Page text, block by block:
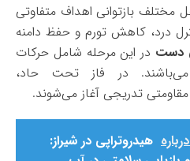
مختلف بازتوانی اهداف متفاوتی
درد، کاهش تورم و حفظ دامنه
دست در این مرحله شامل حرکات
در فاز تحت حاد،
تدریجی آغاز می‌شوند.
هیدروتراپی در شیراز: